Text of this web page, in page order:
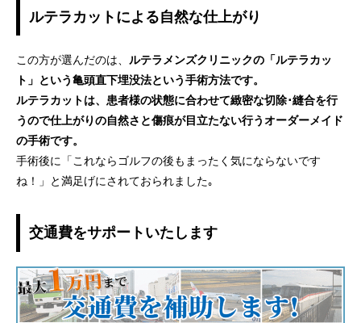
ルテラカットによる自然な仕上がり
この方が選んだのは、 ルテラメンズクリニックの「ルテラカッ
ト」という亀頭直下埋没法という手術方法です。
ルテラカットは、 患者様の状態に合わせて緻密な切除･縫合を行
うので仕上がりの自然さと傷痕が目立たない行うオーダーメイド
の手術です。
手術後に「これならゴルフの後もまったく気にならないです
ね！」と満足げにされておられました｡
交通費をサポートいたします